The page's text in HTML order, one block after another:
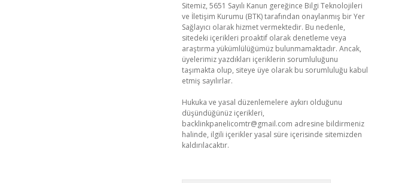
Sitemiz, 5651 Sayılı Kanun gereğince Bilgi Teknolojileri
ve İletişim Kurumu (BTK) tarafından onaylanmış bir Yer
Sağlayıcı olarak hizmet vermektedir. Bu nedenle,
sitedeki içerikleri proaktif olarak denetleme veya
araştırma yükümlülüğümüz bulunmamaktadır. Ancak,
üyelerimiz yazdıkları içeriklerin sorumluluğunu
taşımakta olup, siteye üye olarak bu sorumluluğu kabul
etmiş sayılırlar.
Hukuka ve yasal düzenlemelere aykırı olduğunu
düşündüğünüz içerikleri,
backlinkpanelicomtr@gmail.com adresine bildirmeniz
halinde, ilgili içerikler yasal süre içerisinde sitemizden
kaldırılacaktır.